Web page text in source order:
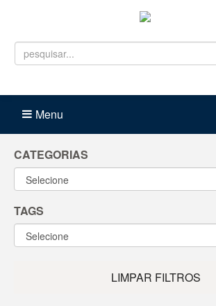
Menu
CATEGORIAS
TAGS
LIMPAR FILTROS